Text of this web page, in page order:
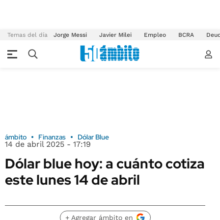
Temas del día Jorge Messi Javier Milei Empleo BCRA
ámbito Finanzas Dólar Blue
14 de abril 2025 - 17:19
Dólar blue hoy: a cuánto cotiza
este lunes 14 de abril
+ Agregar ámbito en